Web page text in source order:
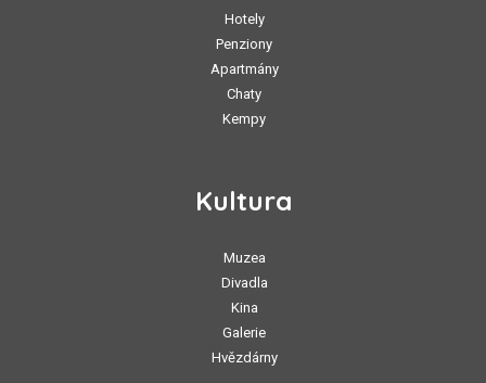
Hotely
Penziony
Apartmány
Chaty
Kempy
Kultura
Muzea
Divadla
Kina
Galerie
Hvězdárny